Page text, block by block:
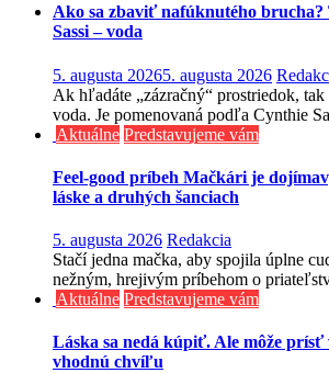
Ako sa zbaviť nafúknutého brucha?
Sassi – voda
5. augusta 20265. augusta 2026
Ak hľadáte „zázračný“ prostriedok, tak
voda. Je pomenovaná podľa Cynthie
Aktuálne Predstavujeme vám
Feel-good príbeh Mačkári je
láske a druhých šanciach
5. augusta 2026 Redakcia
Stačí jedna mačka, aby spojila úplne
nežným, hrejivým príbehom o
Aktuálne Predstavujeme vám
Láska sa nedá kúpiť. Ale môže prísť
vhodnú chvíľu